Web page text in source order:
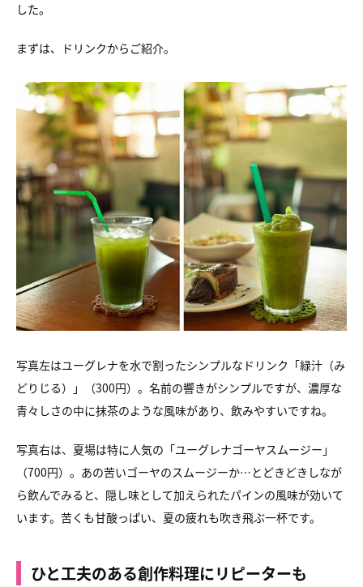
した。
まずは、ドリンクからご紹介。
写真左はユーグレナを水で割ったシンプルなドリンク 「緑汁（み
どりじる）」（300円）。名前の響きがシンプルですが、 濃厚な
青々しさの中に抹茶のような風味があり、飲みやすいですね。
写真右は、夏場は特に人気の 「ユーグレナゴーヤスムージー」
（700円）。 あの苦いゴーヤのスムージーか…とどきどきしなが
ら飲んでみると、 隠し味として加えられたパインの風味が効いて
います。 苦くも甘酸っぱい、夏の疲れも吹き飛ぶ一杯です。
ひと工夫のある創作料理にリピーターも